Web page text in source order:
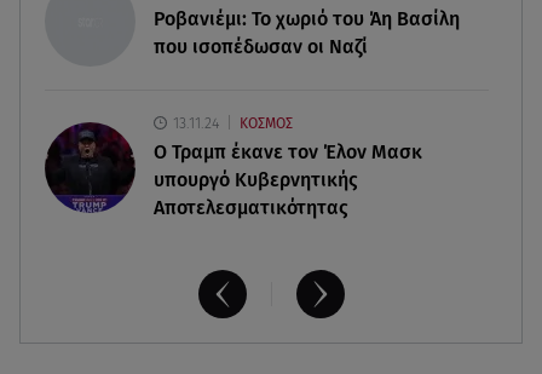
δικαιούστε αν εργαστείτε την αργία
Ροβανιέμι: Το χωριό του Άη Βασίλη
που ισοπέδωσαν οι Ναζί
13.11.24 ΚΟΣΜΟΣ
O Τραμπ έκανε τον Έλον Μασκ
υπουργό Κυβερνητικής
Αποτελεσματικότητας